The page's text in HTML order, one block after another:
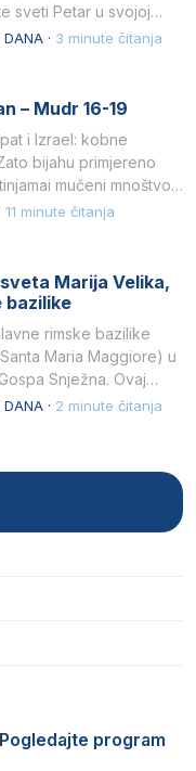
sveti Petar u svojoj
· 3 minute čitanja
– Mudr 16-19
i Izrael: kobne
bijahu primjereno
mučeni mnoštvom
11 minute čitanja
Marija Velika,
bazilike
rimske bazilike
Maria Maggiore) u
Snježna. Ovaj
· 2 minute čitanja
Pogledajte program